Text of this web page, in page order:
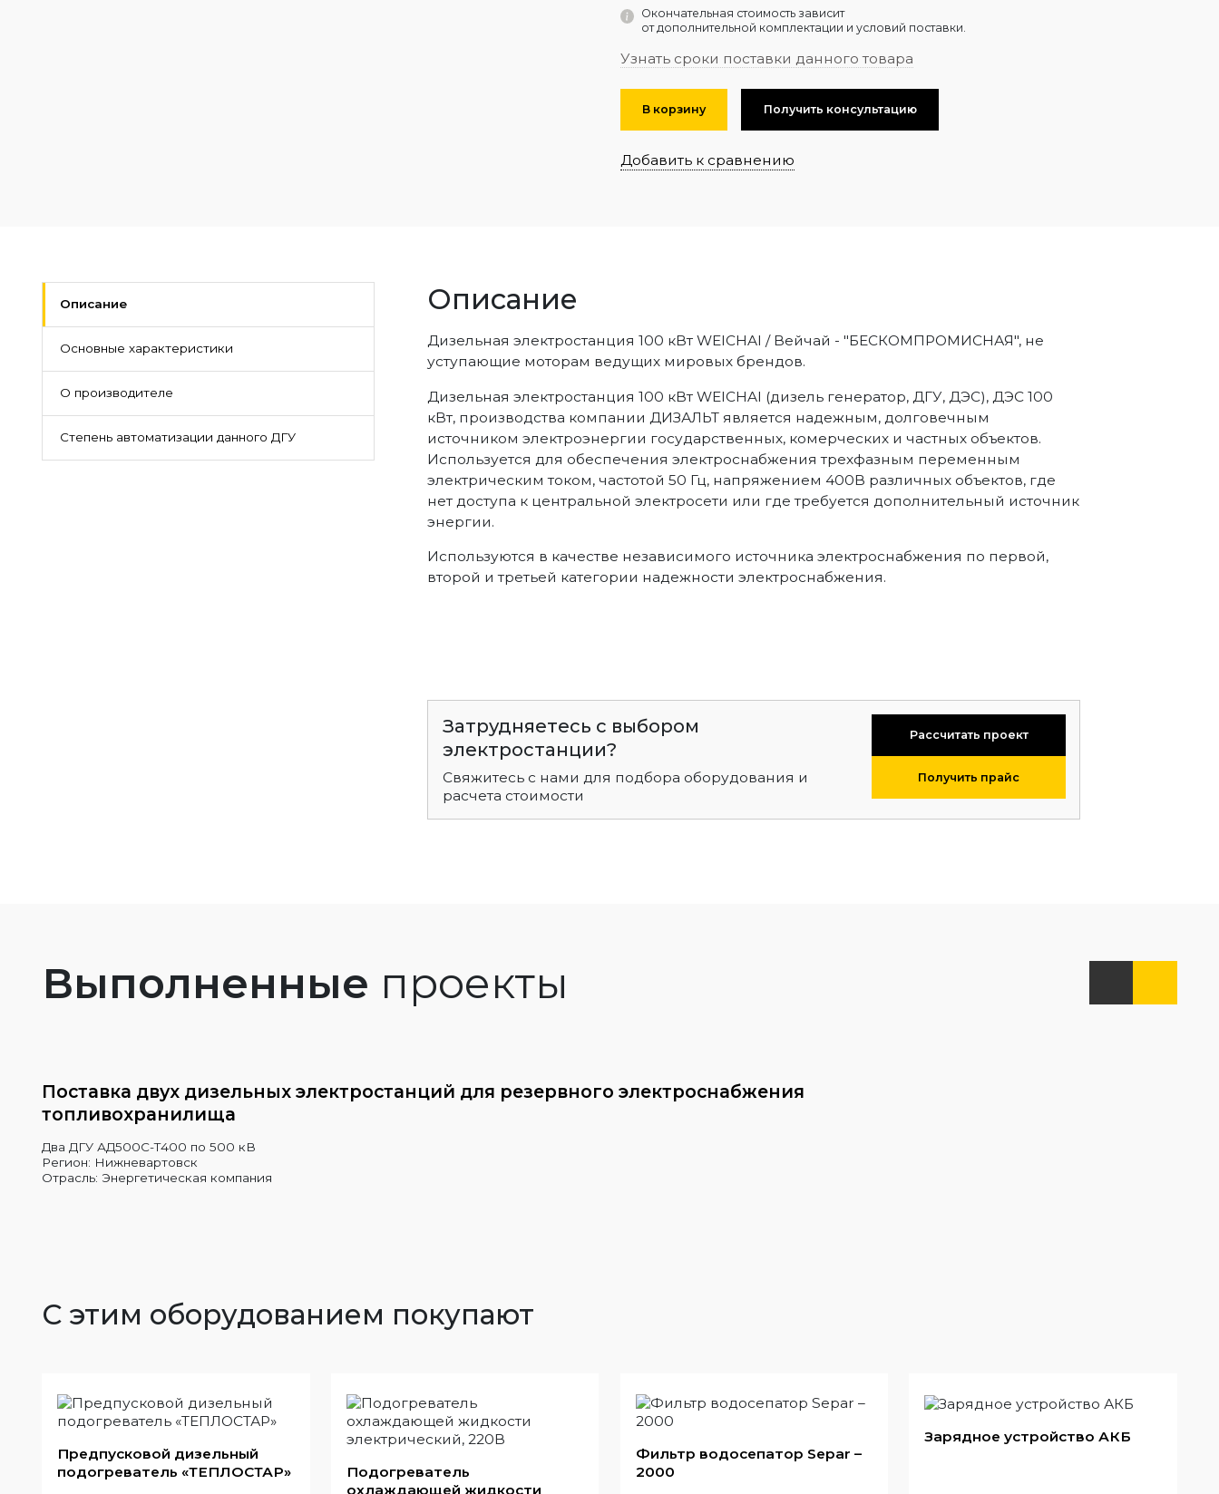
Окончательная стоимость зависит
от дополнительной комплектации и условий поставки.
Узнать сроки поставки данного товара
В корзину Получить консультацию
Добавить к сравнению
Описание
Основные характеристики
О производителе
Степень автоматизации данного ДГУ
Описание
Дизельная электростанция 100 кВт WEICHAI / Вейчай - "БЕСКОМПРОМИСНАЯ", не
уступающие моторам ведущих мировых брендов.
Дизельная электростанция 100 кВт WEICHAI (дизель генератор, ДГУ, ДЭС), ДЭС 100
кВт, производства компании ДИЗАЛЬТ является надежным, долговечным
источником электроэнергии государственных, комерческих и частных объектов.
Используется для обеспечения электроснабжения трехфазным переменным
электрическим током, частотой 50 Гц, напряжением 400В различных объектов, где
нет доступа к центральной электросети или где требуется дополнительный источник
энергии.
Используются в качестве независимого источника электроснабжения по первой,
второй и третьей категории надежности электроснабжения.
Затрудняетесь с выбором
электростанции?
Свяжитесь с нами для подбора оборудования и
расчета стоимости
Рассчитать проект
Получить прайс
Выполненные проекты
Поставка двух дизельных электростанций для резервного электроснабжения
топливохранилища
Два ДГУ АД500С-Т400 по 500 кВ
Регион: Нижневартовск
Отрасль: Энергетическая компания
С этим оборудованием покупают
Предпусковой дизельный
подогреватель «ТЕПЛОСТАР»
Подогреватель
охлаждающей жидкости
Фильтр водосепатор Separ –
2000
Зарядное устройство АКБ